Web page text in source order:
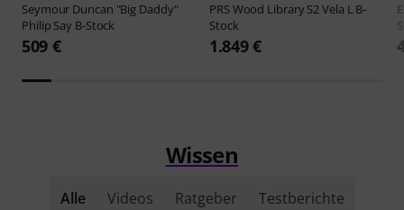
Seymour Duncan "Big Daddy"
Philip Say B-Stock
509 €
PRSWood Library S2 Vela L B-
Stock
1.849 €
Wissen
Alle Videos Ratgeber Testberichte